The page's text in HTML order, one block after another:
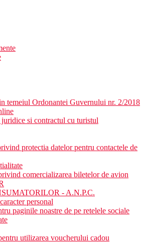
temeiul Ordonantei Guvernului nr. 2/2018
si contractul cu turistul
protectia datelor pentru contactele de
comercializarea biletelor de avion
- A.N.P.C.
personal
paginile noastre de pe retelele sociale
utilizarea voucherului cadou